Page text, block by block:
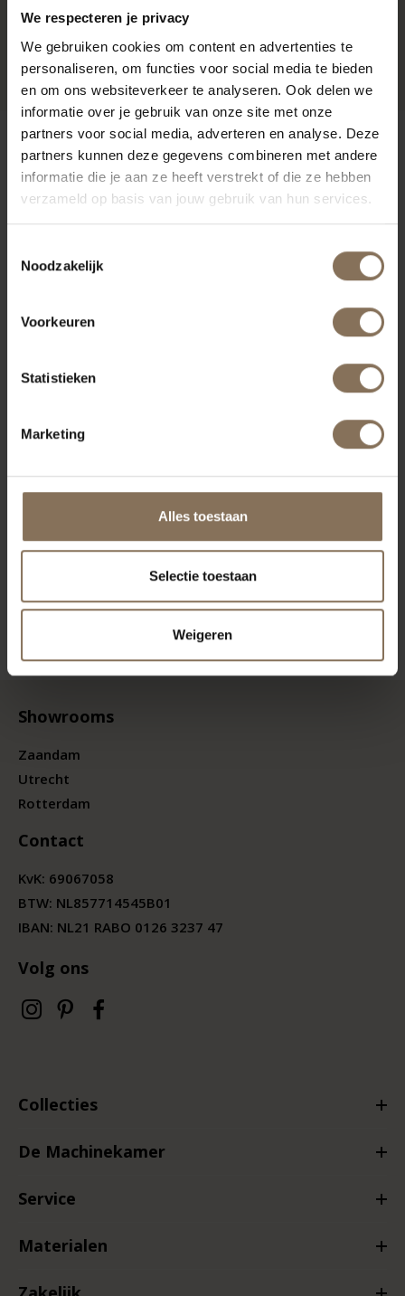
We respecteren je privacy
We gebruiken cookies om content en advertenties te
personaliseren, om functies voor social media te bieden
en om ons websiteverkeer te analyseren. Ook delen we
informatie over je gebruik van onze site met onze
partners voor social media, adverteren en analyse. Deze
partners kunnen deze gegevens combineren met andere
informatie die je aan ze heeft verstrekt of die ze hebben
verzameld op basis van jouw gebruik van hun services.
Noodzakelijk
Voorkeuren
Statistieken
Marketing
Alles toestaan
Selectie toestaan
Weigeren
STOFSTAAL LATENZO
VANAF € 0,99
ONZE MERKEN
Showrooms
Zaandam
Utrecht
Rotterdam
Contact
KvK: 69067058
BTW: NL857714545B01
IBAN: NL21 RABO 0126 3237 47
Volg ons
Collecties
De Machinekamer
Service
Materialen